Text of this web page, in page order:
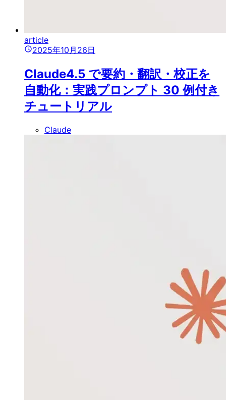
article
2025年10月26日
Claude4.5 で要約・翻訳・校正を
自動化：実践プロンプト 30 例付き
チュートリアル
Claude